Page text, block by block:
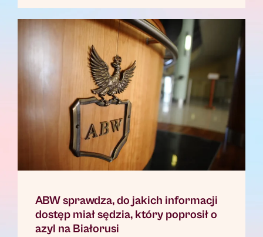
ABW sprawdza, do jakich informacji
dostęp miał sędzia, który poprosił o
azyl na Białorusi